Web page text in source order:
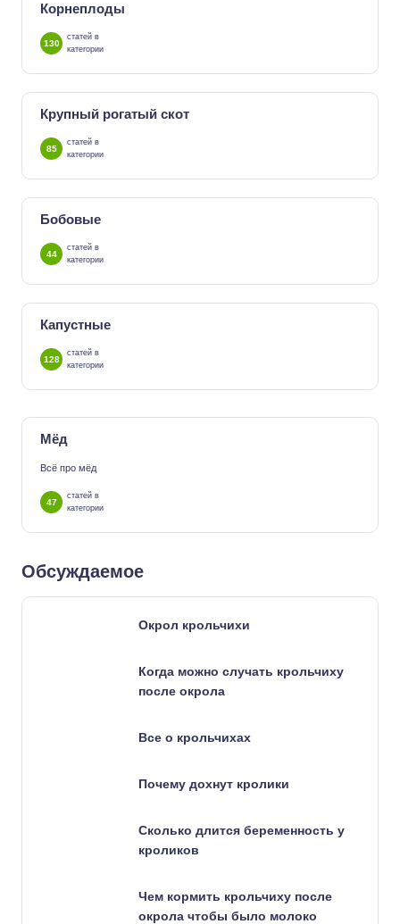
Корнеплоды
130
статей в
категории
Крупный рогатый скот
85
статей в
категории
Бобовые
44
статей в
категории
Капустные
128
статей в
категории
Мёд
Всё про мёд
47
статей в
категории
Обсуждаемое
Окрол крольчихи
Когда можно случать крольчиху
после окрола
Все о крольчихах
Почему дохнут кролики
Сколько длится беременность у
кроликов
Чем кормить крольчиху после
окрола чтобы было молоко